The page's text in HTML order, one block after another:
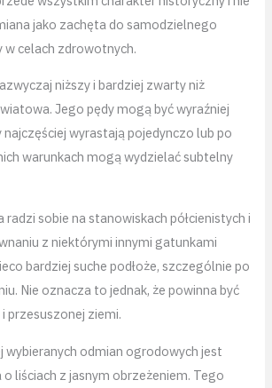
jako zachęta do samodzielnego
celach zdrowotnych.
niższy i bardziej zwarty niż
Jego pędy mogą być wyraźniej
najczęściej wyrastają pojedynczo lub po
warunkach mogą wydzielać subtelny
sobie na stanowiskach półcienistych i
z niektórymi innymi gatunkami
bardziej suche podłoże, szczególnie po
Nie oznacza to jednak, że powinna być
przesuszonej ziemi.
wybieranych odmian ogrodowych jest
liściach z jasnym obrzeżeniem. Tego